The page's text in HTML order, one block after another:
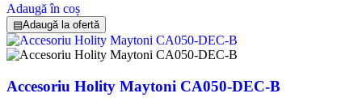
Adaugă în coș
▤Adaugă la ofertă
Accesoriu Holity Maytoni CA050-DEC-B